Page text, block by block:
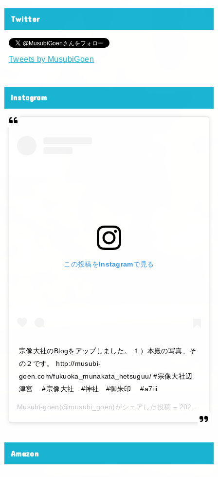
Twitter
Tweets by MusubiGoen
Instagram
この投稿をInstagramで見る
宗像大社のBlogをアップしました。 １）本殿の写真、そ
の２です。 http://musubi-
goen.com/fukuoka_munakata_hetsuguu/ #宗像大社辺
津宮 #宗像大社 #神社 #御朱印 #a7iii
Musubi-goen(@musubi_goen)がシェアした投稿 – 2020年 6月月6日午後10時15分PDT
Amazon